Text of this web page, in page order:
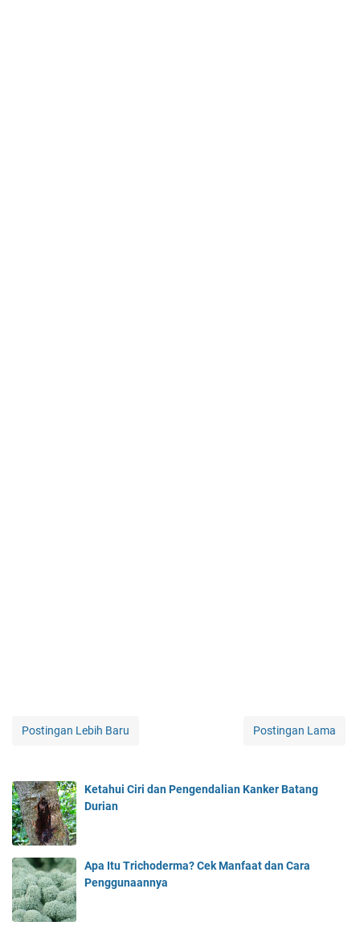
Postingan Lebih Baru Postingan Lama
Ketahui Ciri dan Pengendalian Kanker Batang
Durian
Apa Itu Trichoderma? Cek Manfaat dan Cara
Penggunaannya